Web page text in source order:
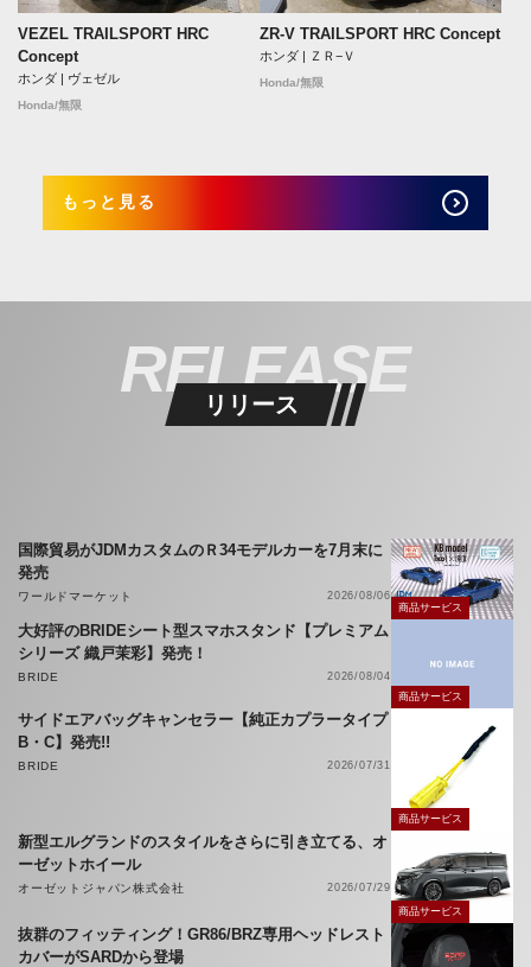
VEZEL TRAILSPORT HRC
Concept
ホンダ | ヴェゼル
Honda/無限
ZR-V TRAILSPORT HRC Concept
ホンダ | ＺＲ−Ｖ
Honda/無限
もっと見る
RELEASE
リリース
国際貿易がJDMカスタムのＲ34モデルカーを7月末に
発売
ワールドマーケット
2026/08/06
商品サービス
大好評のBRIDEシート型スマホスタンド【プレミアム
シリーズ 織戸茉彩】発売！
BRIDE
2026/08/04
商品サービス
サイドエアバッグキャンセラー【純正カプラータイプ
B・C】発売!!
BRIDE 2026/07/31
商品サービス
新型エルグランドのスタイルをさらに引き立てる、オ
ーゼットホイール
オーゼットジャパン株式会社
2026/07/29
商品サービス
抜群のフィッティング！GR86/BRZ専用ヘッドレスト
カバーがSARDから登場